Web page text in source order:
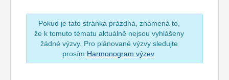
Pokud je tato stránka prázdná, znamená to,
že k tomuto tématu aktuálně nejsou vyhlášeny
žádné výzvy. Pro plánované výzvy sledujte
prosím Harmonogram výzev.